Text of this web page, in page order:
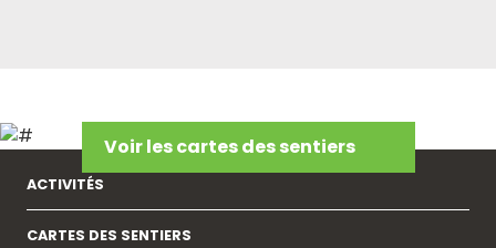
Voir les cartes des sentiers
ACTIVITÉS
CARTES DES SENTIERS